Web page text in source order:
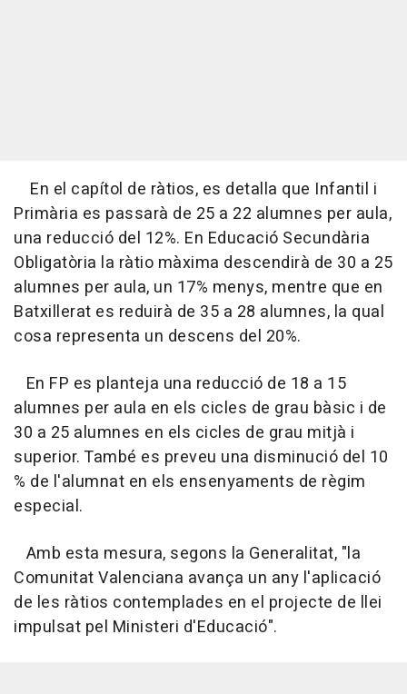
En el capítol de ràtios, es detalla que Infantil i
Primària es passarà de 25 a 22 alumnes per aula,
una reducció del 12%. En Educació Secundària
Obligatòria la ràtio màxima descendirà de 30 a 25
alumnes per aula, un 17% menys, mentre que en
Batxillerat es reduirà de 35 a 28 alumnes, la qual
cosa representa un descens del 20%.
En FP es planteja una reducció de 18 a 15
alumnes per aula en els cicles de grau bàsic i de
30 a 25 alumnes en els cicles de grau mitjà i
superior. També es preveu una disminució del 10
% de l'alumnat en els ensenyaments de règim
especial.
Amb esta mesura, segons la Generalitat, "la
Comunitat Valenciana avança un any l'aplicació
de les ràtios contemplades en el projecte de llei
impulsat pel Ministeri d'Educació".